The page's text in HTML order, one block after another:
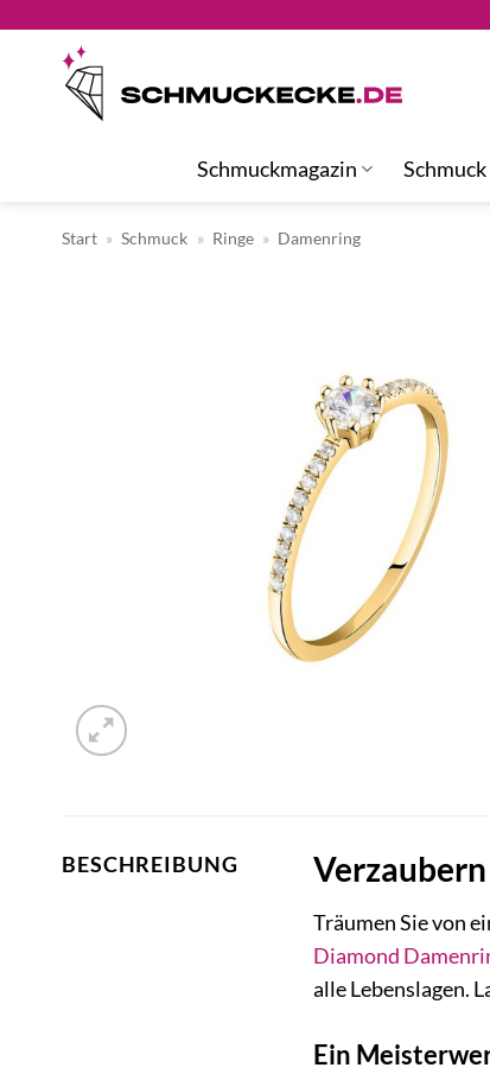
springen
Schmuckmagazin Schmuck
Start » Schmuck » Ringe » Damenring
BESCHREIBUNG
Träumen Sie von
Diamond
alle Lebenslagen.
Ein